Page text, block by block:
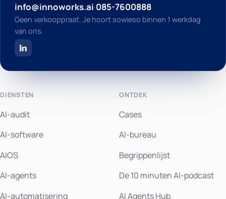
info@innoworks.ai·085-7600888
Geen verkooppraat. Je hoort sowieso binnen 1 werkdag
van ons.
DIENSTEN
AI-audit
AI-software
AIOS
AI-agents
AI-automatisering
ONTDEK
Cases
AI-bureau
Begrippenlijst
De 10 minuten AI-podcast
AI Agents Hub